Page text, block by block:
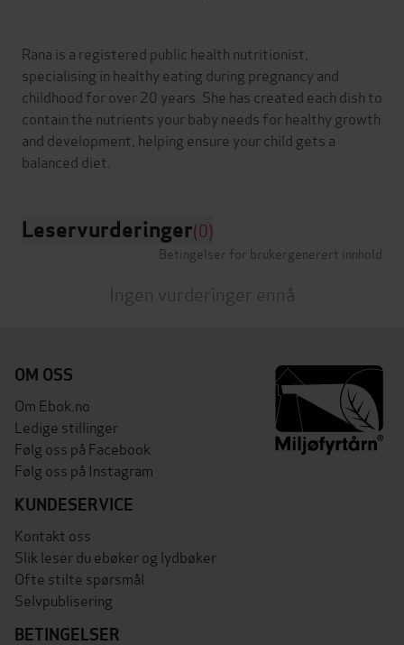
Rana is a registered public health nutritionist,
specialising in healthy eating during pregnancy and
childhood for over 20 years. She has created each dish to
contain the nutrients your baby needs for healthy growth
and development, helping ensure your child gets a
Leservurderinger(0)
Betingelser for brukergenerert innhold
Ingen vurderinger ennå
OM OSS
Om Ebok.no
Ledige stillinger
Følg oss på Facebook
Følg oss på Instagram
KUNDESERVICE
Kontakt oss
Slik leser du ebøker og lydbøker
Ofte stilte spørsmål
Selvpublisering
BETINGELSER